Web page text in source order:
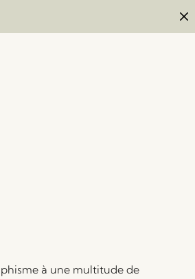
à une multitude de